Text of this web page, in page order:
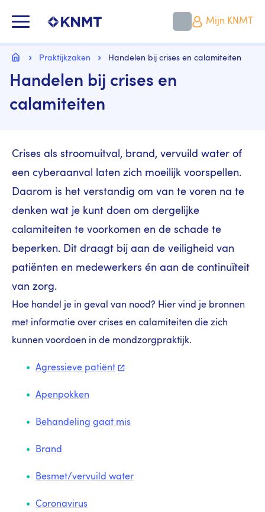
naar
gaan
Mijn KNMT
Kruimelpad
HomePraktijkzaken Handelen bij crises en calamiteiten
Handelen bij crises en
calamiteiten
Crises als stroomuitval, brand, vervuild water of
een cyberaanval laten zich moeilijk voorspellen.
Daarom is het verstandig om van te voren na te
denken wat je kunt doen om dergelijke
calamiteiten te voorkomen en de schade te
beperken. Dit draagt bij aan de veiligheid van
patiënten en medewerkers én aan de continuïteit
van zorg.
Hoe handel je in geval van nood? Hier vind je bronnen
met informatie over crises en calamiteiten die zich
kunnen voordoen in de mondzorgpraktijk.
Agressieve patiënt
Apenpokken
Behandeling gaat mis
Brand
Besmet/vervuild water
Coronavirus